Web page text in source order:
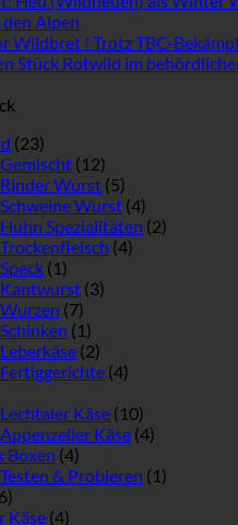
Alpen
Wildbret ! Trotz TBC-
Stück Rotwild im
(23)
Gemischt (12)
Rinder Wurst (5)
Schweine Wurst (4)
Huhn Spezialitäten (2)
Trockenfleisch (4)
Speck (1)
Kantwurst (3)
Wurzen (7)
Schinken (1)
Leberkäse (2)
Fertiggerichte (4)
Lechtaler Käse (10)
Appenzeller Käse (4)
Boxen (4)
Testen & Probieren (1)
Käse (4)